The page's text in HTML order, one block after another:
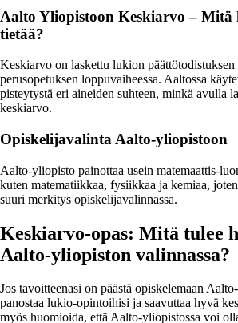
Aalto Yliopistoon Keskiarvo – Mitä
tietää?
Keskiarvo on laskettu lukion päättötodistuksen
perusopetuksen loppuvaiheessa. Aaltossa
pisteytystä eri aineiden suhteen, minkä avulla
keskiarvo.
Opiskelijavalinta Aalto-yliopistoon
Aalto-yliopisto painottaa usein matemaattis-
kuten matematiikkaa, fysiikkaa ja kemiaa,
suuri merkitys opiskelijavalinnassa.
Keskiarvo-opas: Mitä tulee
Aalto-yliopiston valinnassa?
Jos tavoitteenasi on päästä opiskelemaan
panostaa lukio-opintoihisi ja saavuttaa hyvä
myös huomioida, että Aalto-yliopistossa voi